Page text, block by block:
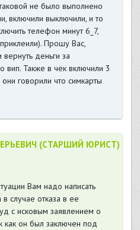
не было выполнено
включили выключили, и то
телефон минут 6_7,
Прошу Вас,
деньги за
вип. Также в чек включили 3
говорили что симкарты
(СТАРШИЙ ЮРИСТ)
Вам надо написать
случае отказа в ее
с исковым заявлением о
как он был заключен под